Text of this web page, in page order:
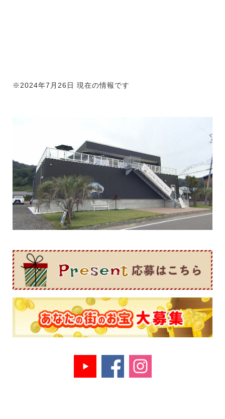
※2024年7月26日 現在の情報です